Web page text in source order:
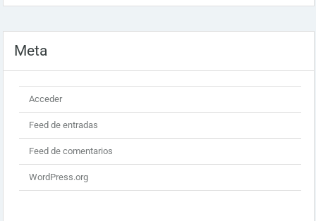
Meta
Acceder
Feed de entradas
Feed de comentarios
WordPress.org